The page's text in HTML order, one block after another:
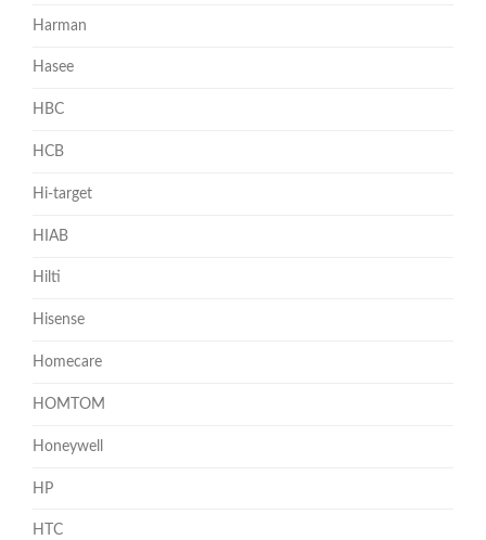
Harman
Hasee
HBC
HCB
Hi-target
HIAB
Hilti
Hisense
Homecare
HOMTOM
Honeywell
HP
HTC